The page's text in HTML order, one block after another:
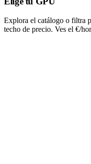
Explora el catálogo o
techo de precio. Ves el €/